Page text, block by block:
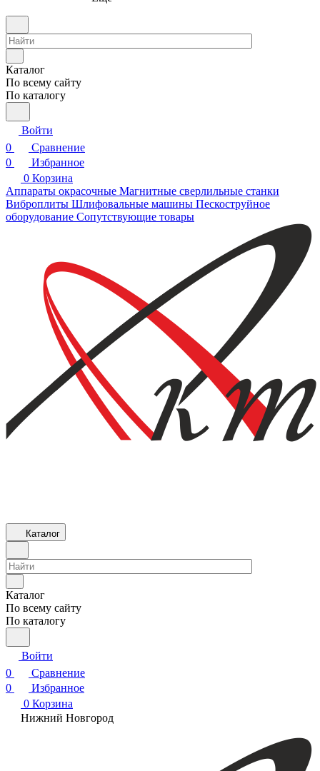
Каталог
По всему сайту
По каталогу
Войти
0
Сравнение
0
Избранное
0 Корзина
Аппараты окрасочные Магнитные сверлильные станки
Виброплиты Шлифовальные машины Пескоструйное
оборудование Сопутствующие товары
Каталог
Каталог
По всему сайту
По каталогу
Войти
0
Сравнение
0
Избранное
0 Корзина
Нижний Новгород